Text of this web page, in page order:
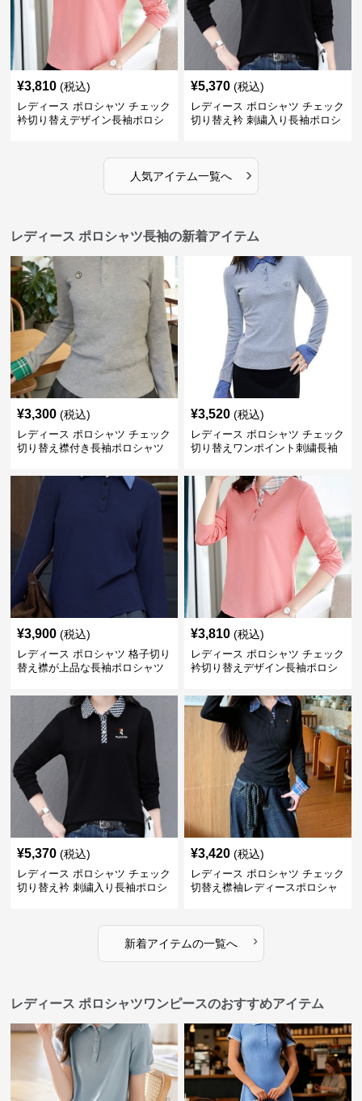
¥3,810 (税込)
レディース ポロシャツ チェック
衿切り替えデザイン長袖ポロシ
¥5,370 (税込)
レディース ポロシャツ チェック
切り替え衿 刺繍入り長袖ポロシ
人気アイテム一覧へ ›
レディース ポロシャツ長袖の新着アイテム
¥3,300 (税込)
レディース ポロシャツ チェック
切り替え襟付き長袖ポロシャツ
¥3,520 (税込)
レディース ポロシャツ チェック
切り替えワンポイント刺繍長袖
¥3,900 (税込)
レディース ポロシャツ 格子切り
替え襟が上品な長袖ポロシャツ
¥3,810 (税込)
レディース ポロシャツ チェック
衿切り替えデザイン長袖ポロシ
¥5,370 (税込)
レディース ポロシャツ チェック
切り替え衿 刺繍入り長袖ポロシ
¥3,420 (税込)
レディース ポロシャツ チェック
切替え襟袖レディースポロシャ
新着アイテムの一覧へ ›
レディース ポロシャツワンピースのおすすめアイテム